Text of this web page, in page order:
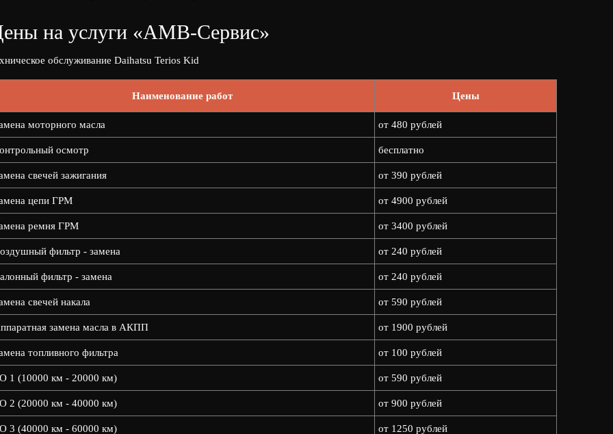
на услуги «АМВ-Сервис»
обслуживание Daihatsu Terios Kid
Наименование работ Цены
моторного масла от 480 рублей
осмотр бесплатно
свечей зажигания от 390 рублей
цепи ГРМ от 4900 рублей
ремня ГРМ от 3400 рублей
фильтр - замена от 240 рублей
фильтр - замена от 240 рублей
свечей накала от 590 рублей
замена масла в АКПП от 1900 рублей
топливного фильтра от 100 рублей
1 (10000 км - 20000 км) от 590 рублей
2 (20000 км - 40000 км) от 900 рублей
3 (40000 км - 60000 км) от 1250 рублей